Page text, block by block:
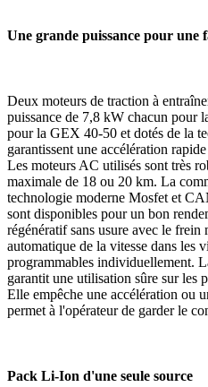
Une grande puissance pour une
Deux moteurs de traction à
puissance de 7,8 kW chacun pour
pour la GEX 40-50 et dotés de la
garantissent une accélération
Les moteurs AC utilisés sont très
maximale de 18 ou 20 km. La
technologie moderne Mosfet et
sont disponibles pour un bon
régénératif sans usure avec le
automatique de la vitesse dans les
programmables individuellement.
garantit une utilisation sûre sur les
Elle empêche une accélération ou
permet à l'opérateur de garder le
Pack Li-Ion d'une seule source